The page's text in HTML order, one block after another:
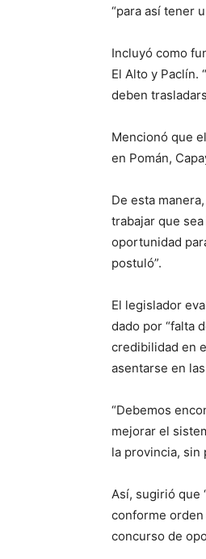
“para así tener
Incluyó como
El Alto y Paclín.
deben
Mencionó que
en Pomán,
De esta
trabajar que
oportunidad
postuló”.
El legislador
dado por “falta
credibilidad en
asentarse en
“Debemos
mejorar el
la provincia, sin
Así, sugirió que
conforme
concurso de